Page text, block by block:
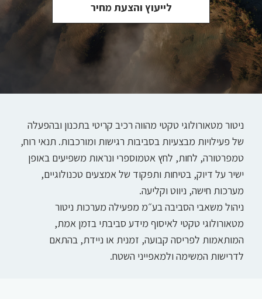
לייעוץ והצעת מחיר
ניטור מטאורולוגי טקטי מהווה רכיב קריטי בתכנון ובהפעלה
של פעילויות מבצעיות בסביבות רגישות ומורכבות. תנאי רוח,
טמפרטורה, לחות, לחץ אטמוספרי ונראות משפיעים באופן
ישיר על דיוק, בטיחות ותפקוד של אמצעים טכנולוגיים,
מערכות חישה, ניווט וקליעה.
ניהול משאבי הסביבה בע״מ מפעילה מערכות ניטור
מטאורולוגי טקטי לאיסוף מידע סביבתי בזמן אמת,
המותאמות לפריסה קבועה, זמנית או ניידת, בהתאם
לדרישות המשימה ולמאפייני השטח.